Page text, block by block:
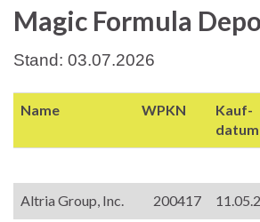
Magic Formula
Stand: 03.07.2026
Name WPKN
Kauf-
datum
Altria Group, Inc. 200417